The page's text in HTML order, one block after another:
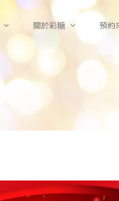
關於彩糖 預約